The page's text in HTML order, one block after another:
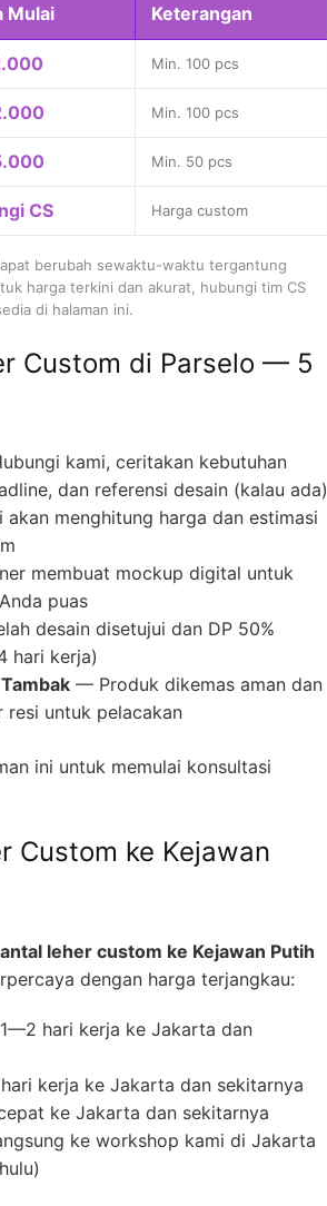
Mulai Keterangan
Min. 100 pcs
Min. 100 pcs
Min. 50 pcs
CS Harga custom
berubah sewaktu-waktu tergantung
harga terkini dan akurat, hubungi tim CS
di halaman ini.
Custom di Parselo — 5
kami, ceritakan kebutuhan
dan referensi desain (kalau ada)
menghitung harga dan estimasi
membuat mockup digital untuk
puas
desain disetujui dan DP 50%
hari kerja)
— Produk dikemas aman dan
resi untuk pelacakan
ini untuk memulai konsultasi
Custom ke Kejawan
leher custom ke Kejawan Putih
dengan harga terjangkau:
hari kerja ke Jakarta dan
kerja ke Jakarta dan sekitarnya
ke Jakarta dan sekitarnya
ke workshop kami di Jakarta